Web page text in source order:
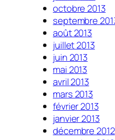
octobre 2013
septembre
août 2013
juillet 2013
juin 2013
mai 2013
avril 2013
mars 2013
février 2013
janvier 2013
décembre 2012